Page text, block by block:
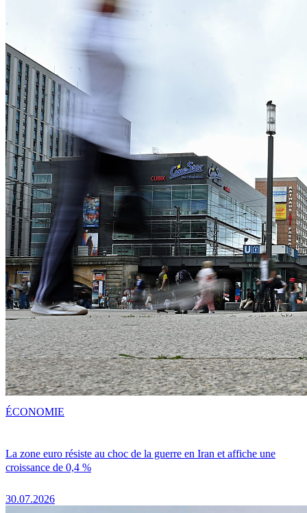
La zone euro résiste au choc de la guerre en Iran et affiche une
croissance de 0,4 %
30.07.2026
ÉCONOMIE